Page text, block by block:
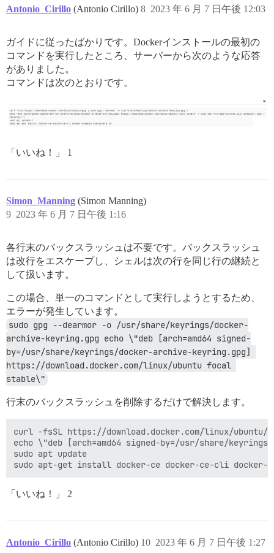
Antonio_Cirillo (Antonio Cirillo) 2023 年 6 月 7 日午後 12:03
8
ガイドに従ったばかりです。Dockerインストールの最初の
コマンドを実行したところ、サーバーから次のような応答
がありました。
コマンドは次のとおりです。
「いいね！」 1
Simon_Manning (Simon Manning)
2023 年 6 月 7 日午後 1:16
9
各行末のバックスラッシュは不要です。バックスラッシュ
は改行をエスケープし、シェルは次の行を同じ行の継続と
して扱います。
この場合、単一のコマンドとして実行しようとするため、
エラーが発生しています。
sudo gpg --dearmor -o /usr/share/keyrings/docker-
archive-keyring.gpg echo \"deb [arch=amd64 signed-
by=/usr/share/keyrings/docker-archive-keyring.gpg]
https://download.docker.com/linux/ubuntu focal
stable\"
行末のバックスラッシュを削除するだけで解決します。
curl -fsSL https://download.docker.com/linux/ubuntu/
echo \"deb [arch=amd64 signed-by=/usr/share/
sudo apt update
「いいね！」 2
Antonio_Cirillo (Antonio Cirillo) 2023 年 6 月 7 日午後 1:27
10